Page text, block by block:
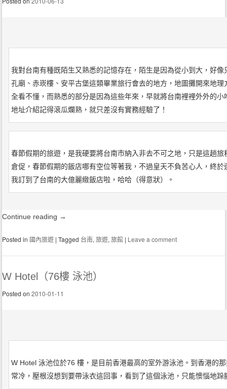
我對台南有種既陌生又熟悉的記憶存在，陌生是因為從小到大，好像
孔廟、赤崁樓、安平古堡這類畢業旅行會去的地方，地圖攤開來地理
全看不懂，而熟悉的部分是因為這些年來，早就將台南裡裡外外的小
地址介紹記得滾瓜爛熟，就只差沒有實務經驗了！
春節假期的旅遊，是我硬要將台南市納入非去不可之地，只是這趟旅
倉促，春節假期的飯店哪有空位等著我，不過皇天不負苦心人，終於
我訂到了台南的大億麗緻飯店啦，哈哈（得意狀）。
Continue reading →
Posted in 國內旅遊 |Tagged 台南,旅遊,旅館 | Leave a comment
W Hotel（76樓 泳池）
Posted on2010-01-11
W Hotel 泳池位於76 樓，是目前香港最高的室外游泳池。到香港的
常冷，壓根沒想到要帶泳衣這回事，看到了這個泳池，只能懊惱地跺